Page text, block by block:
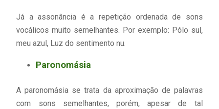
Já a assonância é a repetição ordenada de sons
vocálicos muito semelhantes. Por exemplo: Pólo sul,
meu azul, Luz do sentimento nu.
Paronomásia
A paronomásia se trata da aproximação de palavras
com sons semelhantes, porém, apesar de tal